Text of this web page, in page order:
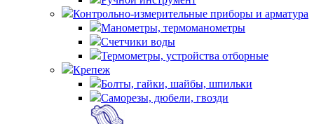
Контрольно-измерительные приборы и арматура
Манометры, термоманометры
Счетчики воды
Термометры, устройства отборные
Крепеж
Болты, гайки, шайбы, шпильки
Саморезы, дюбели, гвозди